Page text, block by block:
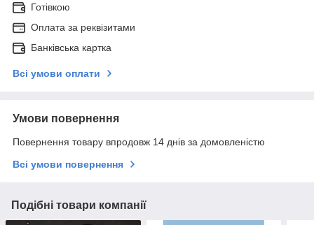
Готівкою
Оплата за реквізитами
Банківська картка
Всі умови оплати
Умови повернення
Повернення товару впродовж 14 днів за домовленістю
Всі умови повернення
Подібні товари компанії